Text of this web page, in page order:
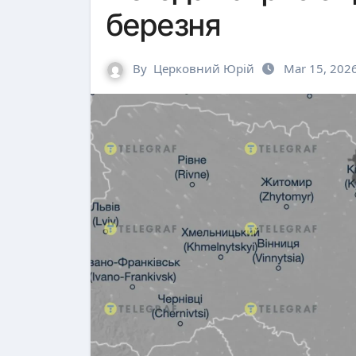
березня
By Церковний Юрій Mar 15,